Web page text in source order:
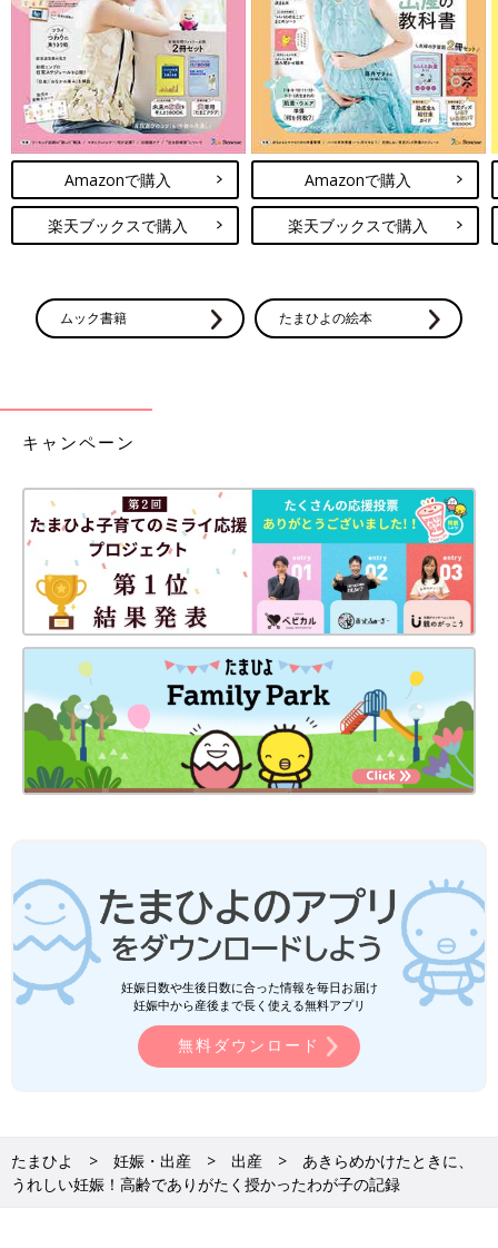
Amazonで購入
楽天ブックスで購入
Amazonで購入
楽天ブックスで購入
ムック書籍 たまひよの絵本
キャンペーン
妊娠日数や生後日数に合った情報を毎日お届け
妊娠中から産後まで長く使える無料アプリ
無料ダウンロード
たまひよ 妊娠・出産 出産
あきらめかけたときに、
うれしい妊娠！高齢でありがたく授かったわが子の記録